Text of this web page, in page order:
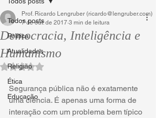
Todos posts
Política
Atualidades
Religião
Ética
Educação
Democracia, Inteligência e
Humanismo
Prof. Ricardo Lengruber (ricardo@lengruber.com)
7 de out. de 2017 3 min de leitura
Avaliado com NaN de 5 estrelas.
Segurança pública não é exatamente
uma ciência. É apenas uma forma de
interação com um problema bem típico